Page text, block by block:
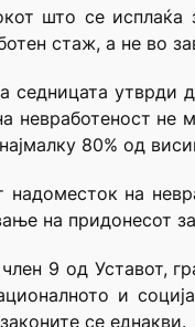
што се
стаж, а не во
седницата утврди
невработеност не
80% од
надоместок на
на придонесот
9 од Уставот,
и
се еднакви.